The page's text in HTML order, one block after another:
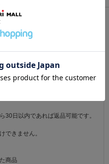
見た人は
見ています
30日以内であれば返品可能です。
できません。
商品